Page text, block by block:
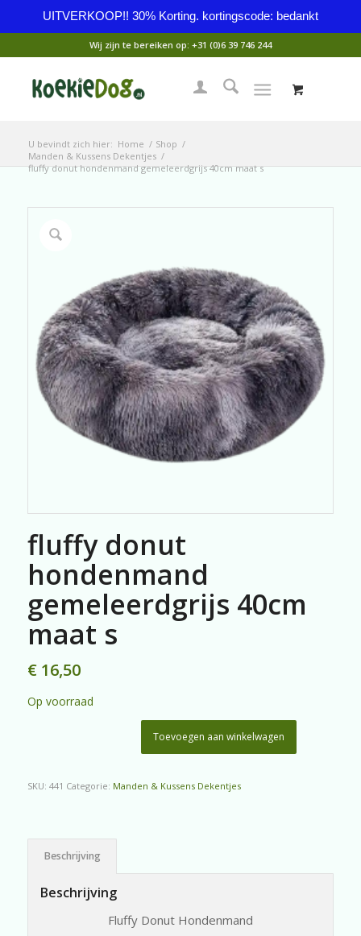
UITVERKOOP!! 30% Korting. kortingscode: bedankt
Wij zijn te bereiken op: +31 (0)6 39 746 244
U bevindt zich hier: Home / Shop /
Manden & Kussens Dekentjes /
fluffy donut hondenmand gemeleerdgrijs 40cm maat s
fluffy donut
hondenmand
gemeleerdgrijs 40cm
maat s
€16,50
Op voorraad
Toevoegen aan winkelwagen
SKU: 441 Categorie: Manden & Kussens Dekentjes
Beschrijving
Beschrijving
Fluffy Donut Hondenmand